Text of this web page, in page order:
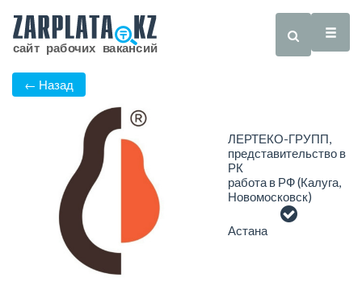
← Назад
ЛЕРТЕКО-ГРУПП,
представительство в
РК
работа в РФ (Калуга,
Новомосковск)
Астана